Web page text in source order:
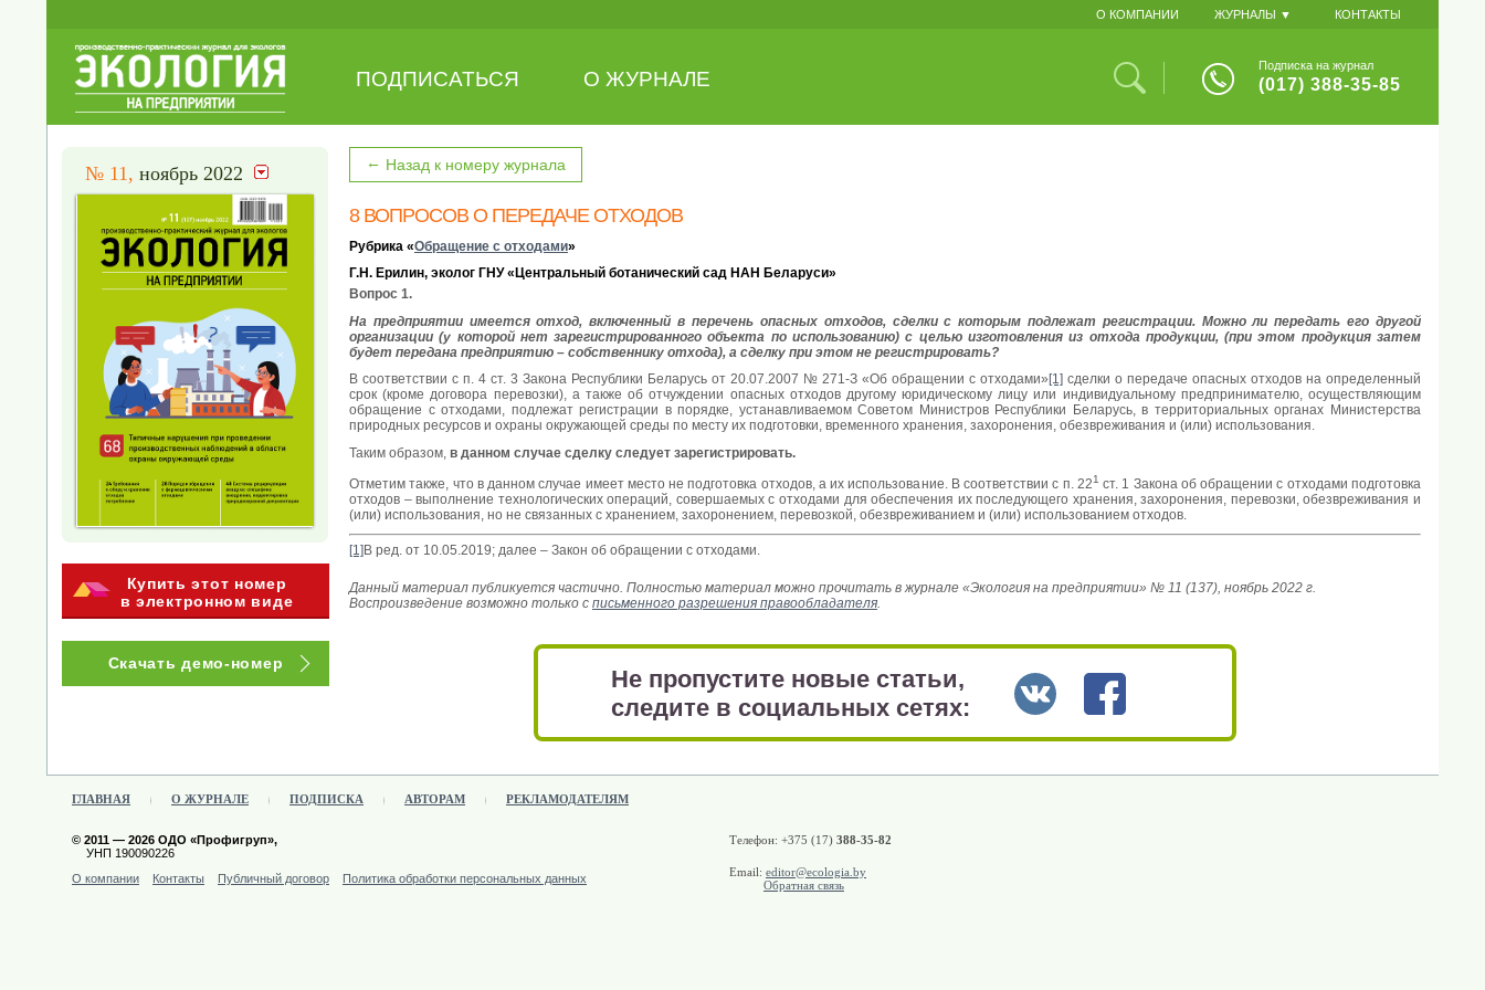
О КОМПАНИИ ЖУРНАЛЫ ▼ КОНТАКТЫ
ПОДПИСАТЬСЯ О ЖУРНАЛЕ
Подписка на журнал
(017) 388-35-85
№ 11, ноябрь 2022
Купить этот номер
в электронном виде
Скачать демо-номер
← Назад к номеру журнала
8 ВОПРОСОВ О ПЕРЕДАЧЕ ОТХОДОВ
Рубрика «Обращение с отходами»
Г.Н. Ерилин, эколог ГНУ «Центральный ботанический сад НАН Беларуси»
Вопрос 1.
На предприятии имеется отход, включенный в перечень опасных отходов, сделки с которым подлежат регистрации. Можно ли передать его другой
организации (у которой нет зарегистрированного объекта по использованию) с целью изготовления из отхода продукции, (при этом продукция затем
будет передана предприятию – собственнику отхода), а сделку при этом не регистрировать?
В соответствии с п. 4 ст. 3 Закона Республики Беларусь от 20.07.2007 № 271-З «Об обращении с отходами» [1] сделки о передаче опасных отходов на определенный
срок (кроме договора перевозки), а также об отчуждении опасных отходов другому юридическому лицу или индивидуальному предпринимателю, осуществляющим
обращение с отходами, подлежат регистрации в порядке, устанавливаемом Советом Министров Республики Беларусь, в территориальных органах Министерства
природных ресурсов и охраны окружающей среды по месту их подготовки, временного хранения, захоронения, обезвреживания и (или) использования.
Таким образом, в данном случае сделку следует зарегистрировать.
Отметим также, что в данном случае имеет место не подготовка отходов, а их использование. В соответствии с п. 221 ст. 1 Закона об обращении с отходами подготовка
отходов – выполнение технологических операций, совершаемых с отходами для обеспечения их последующего хранения, захоронения, перевозки, обезвреживания и
(или) использования, но не связанных с хранением, захоронением, перевозкой, обезвреживанием и (или) использованием отходов.
[1] В ред. от 10.05.2019; далее – Закон об обращении с отходами.
Данный материал публикуется частично. Полностью материал можно прочитать в журнале «Экология на предприятии» № 11 (137), ноябрь 2022 г.
Воспроизведение возможно только с письменного разрешения правообладателя.
Не пропустите новые статьи,
следите в социальных сетях:
ГЛАВНАЯ О ЖУРНАЛЕ ПОДПИСКА АВТОРАМ РЕКЛАМОДАТЕЛЯМ
© 2011 — 2026 ОДО «Профигруп»,
УНП 190090226
О компании
Контакты Публичный договор Политика обработки персональных данных
Телефон: +375 (17) 388-35-82
Email: editor@ecologia.by
Обратная связь